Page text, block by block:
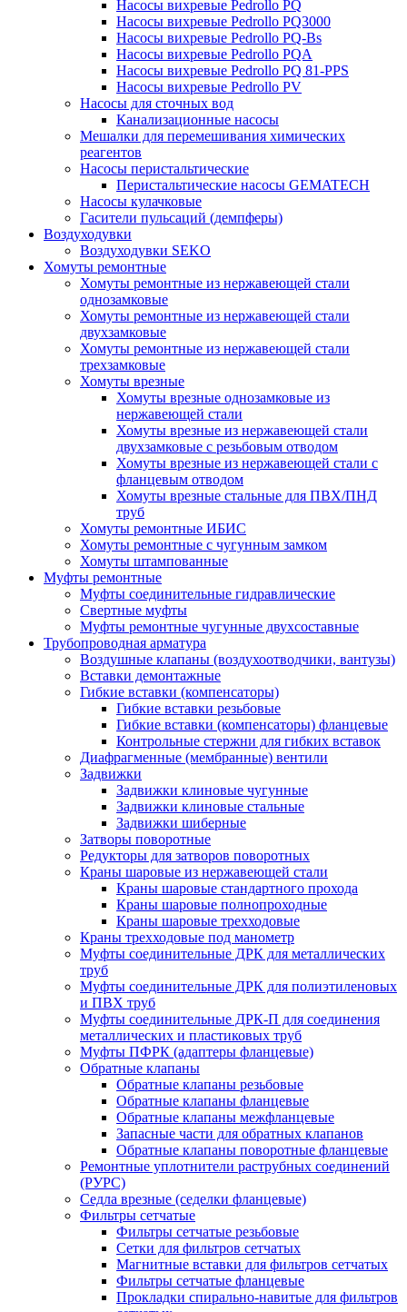
Насосы вихревые Pedrollo PQ
Насосы вихревые Pedrollo PQ3000
Насосы вихревые Pedrollo PQ-Bs
Насосы вихревые Pedrollo PQA
Насосы вихревые Pedrollo PQ 81-PPS
Насосы вихревые Pedrollo PV
Насосы для сточных вод
Канализационные насосы
Мешалки для перемешивания химических
реагентов
Насосы перистальтические
Перистальтические насосы GEMATECH
Насосы кулачковые
Гасители пульсаций (демпферы)
Воздуходувки
Воздуходувки SEKO
Хомуты ремонтные
Хомуты ремонтные из нержавеющей стали
однозамковые
Хомуты ремонтные из нержавеющей стали
двухзамковые
Хомуты ремонтные из нержавеющей стали
трехзамковые
Хомуты врезные
Хомуты врезные однозамковые из
нержавеющей стали
Хомуты врезные из нержавеющей стали
двухзамковые с резьбовым отводом
Хомуты врезные из нержавеющей стали с
фланцевым отводом
Хомуты врезные стальные для ПВХ/ПНД
труб
Хомуты ремонтные ИБИС
Хомуты ремонтные с чугунным замком
Хомуты штампованные
Муфты ремонтные
Муфты соединительные гидравлические
Свертные муфты
Муфты ремонтные чугунные двухсоставные
Трубопроводная арматура
Воздушные клапаны (воздухоотводчики, вантузы)
Вставки демонтажные
Гибкие вставки (компенсаторы)
Гибкие вставки резьбовые
Гибкие вставки (компенсаторы) фланцевые
Контрольные стержни для гибких вставок
Диафрагменные (мембранные) вентили
Задвижки
Задвижки клиновые чугунные
Задвижки клиновые стальные
Задвижки шиберные
Затворы поворотные
Редукторы для затворов поворотных
Краны шаровые из нержавеющей стали
Краны шаровые стандартного прохода
Краны шаровые полнопроходные
Краны шаровые трехходовые
Краны трехходовые под манометр
Муфты соединительные ДРК для металлических
труб
Муфты соединительные ДРК для полиэтиленовых
и ПВХ труб
Муфты соединительные ДРК-П для соединения
металлических и пластиковых труб
Муфты ПФРК (адаптеры фланцевые)
Обратные клапаны
Обратные клапаны резьбовые
Обратные клапаны фланцевые
Обратные клапаны межфланцевые
Запасные части для обратных клапанов
Обратные клапаны поворотные фланцевые
Ремонтные уплотнители раструбных соединений
(РУРС)
Седла врезные (седелки фланцевые)
Фильтры сетчатые
Фильтры сетчатые резьбовые
Сетки для фильтров сетчатых
Магнитные вставки для фильтров сетчатых
Фильтры сетчатые фланцевые
Прокладки спирально-навитые для фильтров